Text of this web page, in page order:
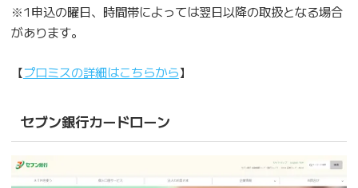
※1申込の曜日、時間帯によっては翌日以降の取扱となる場合
があります。
【プロミスの詳細はこちらから】
セブン銀行カードローン